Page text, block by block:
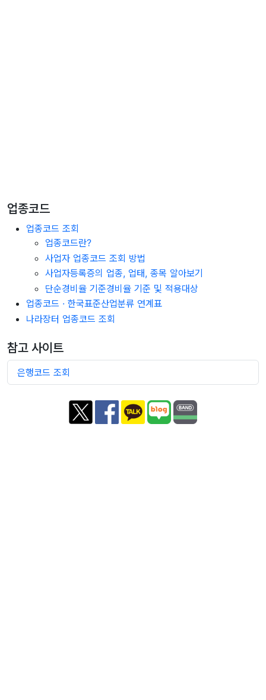
업종코드
업종코드 조회
업종코드란?
사업자 업종코드 조회 방법
사업자등록증의 업종, 업태, 종목 알아보기
단순경비율 기준경비율 기준 및 적용대상
업종코드 · 한국표준산업분류 연계표
나라장터 업종코드 조회
참고 사이트
은행코드 조회